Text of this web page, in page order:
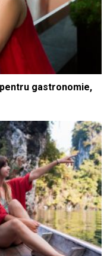
gastronomie,